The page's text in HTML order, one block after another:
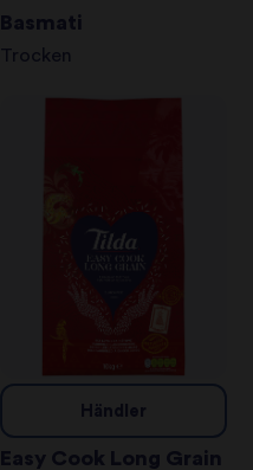
Basmati
Trocken
Händler
Easy Cook Long Grain